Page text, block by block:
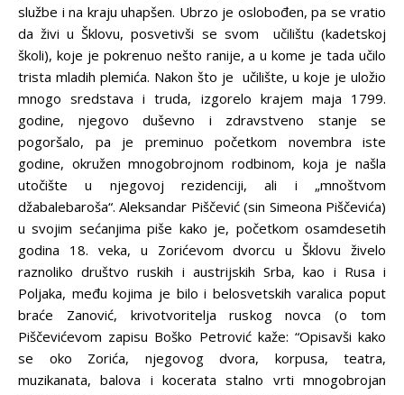
službe i na kraju uhapšen. Ubrzo je oslobođen, pa se vratio
da živi u Šklovu, posvetivši se svom učilištu (kadetskoj
školi), koje je pokrenuo nešto ranije, a u kome je tada učilo
trista mladih plemića. Nakon što je učilište, u koje je uložio
mnogo sredstava i truda, izgorelo krajem maja 1799.
godine, njegovo duševno i zdravstveno stanje se
pogoršalo, pa je preminuo početkom novembra iste
godine, okružen mnogobrojnom rodbinom, koja je našla
utočište u njegovoj rezidenciji, ali i „mnoštvom
džabalebaroša“. Aleksandar Piščević (sin Simeona Piščevića)
u svojim sećanjima piše kako je, početkom osamdesetih
godina 18. veka, u Zorićevom dvorcu u Šklovu živelo
raznoliko društvo ruskih i austrijskih Srba, kao i Rusa i
Poljaka, među kojima je bilo i belosvetskih varalica poput
braće Zanović, krivotvoritelja ruskog novca (o tom
Piščevićevom zapisu Boško Petrović kaže: “Opisavši kako
se oko Zorića, njegovog dvora, korpusa, teatra,
muzikanata, balova i kocerata stalno vrti mnogobrojan